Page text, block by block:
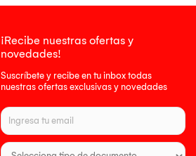
¡Recibe nuestras ofertas y
novedades!
Suscríbete y recibe en tu inbox todas
nuestras ofertas exclusivas y novedades